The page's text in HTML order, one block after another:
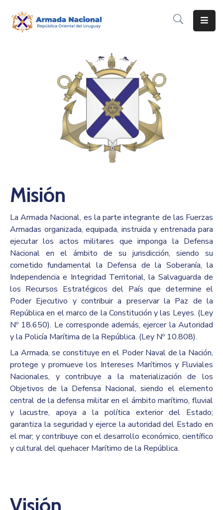
Misión
La Armada Nacional, es la parte integrante de las Fuerzas
Armadas organizada, equipada, instruida y entrenada para
ejecutar los actos militares que imponga la Defensa
Nacional en el ámbito de su jurisdicción, siendo su
cometido fundamental la Defensa de la Soberanía, la
Independencia e Integridad Territorial, la Salvaguarda de
los Recursos Estratégicos del País que determine el
Poder Ejecutivo y contribuir a preservar la Paz de la
República en el marco de la Constitución y las Leyes. (Ley
Nº 18.650). Le corresponde además, ejercer la Autoridad
y la Policía Marítima de la República. (Ley Nº 10.808).
La Armada, se constituye en el Poder Naval de la Nación,
protege y promueve los Intereses Marítimos y Fluviales
Nacionales, y contribuye a la materialización de los
Objetivos de la Defensa Nacional, siendo el elemento
central de la defensa militar en el ámbito marítimo, fluvial
y lacustre, apoya a la política exterior del Estado;
garantiza la seguridad y ejerce la autoridad del Estado en
el mar; y contribuye con el desarrollo económico, científico
y cultural del quehacer Marítimo de la República.